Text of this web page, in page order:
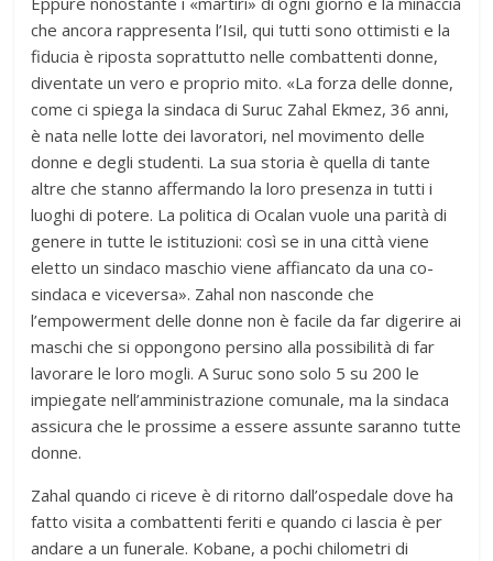
che ancora rappresenta l’Isil, qui tutti sono ottimisti e la
fiducia è riposta soprattutto nelle combattenti donne,
diventate un vero e proprio mito. «La forza delle donne,
come ci spiega la sindaca di Suruc Zahal Ekmez, 36 anni,
è nata nelle lotte dei lavoratori, nel movimento delle
donne e degli studenti. La sua storia è quella di tante
altre che stanno affermando la loro presenza in tutti i
luoghi di potere. La politica di Ocalan vuole una parità di
genere in tutte le istituzioni: così se in una città viene
eletto un sindaco maschio viene affiancato da una co-
sindaca e viceversa». Zahal non nasconde che
l’empowerment delle donne non è facile da far digerire ai
maschi che si oppongono persino alla possibilità di far
lavorare le loro mogli. A Suruc sono solo 5 su 200 le
impiegate nell’amministrazione comunale, ma la sindaca
assicura che le prossime a essere assunte saranno tutte
donne.
Zahal quando ci riceve è di ritorno dall’ospedale dove ha
fatto visita a combattenti feriti e quando ci lascia è per
andare a un funerale. Kobane, a pochi chilometri di